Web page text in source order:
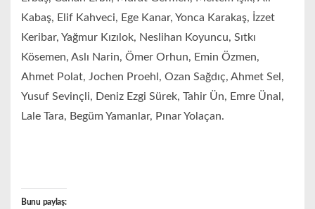
Kabaş, Elif Kahveci, Ege Kanar, Yonca Karakaş, İzzet
Keribar, Yağmur Kızılok, Neslihan Koyuncu, Sıtkı
Kösemen, Aslı Narin, Ömer Orhun, Emin Özmen,
Ahmet Polat, Jochen Proehl, Ozan Sağdıç, Ahmet Sel,
Yusuf Sevinçli, Deniz Ezgi Sürek, Tahir Ün, Emre Ünal,
Lale Tara, Begüm Yamanlar, Pınar Yolaçan.
Bunu paylaş: